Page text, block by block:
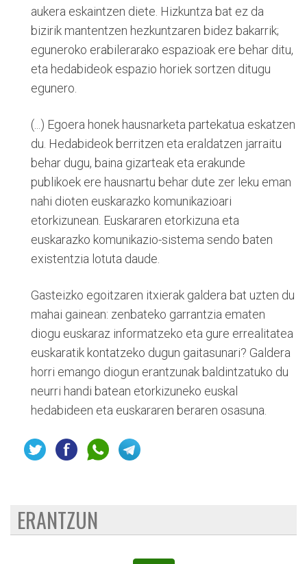
aukera eskaintzen diete. Hizkuntza bat ez da
bizirik mantentzen hezkuntzaren bidez bakarrik;
eguneroko erabilerarako espazioak ere behar ditu,
eta hedabideok espazio horiek sortzen ditugu
egunero.
(...) Egoera honek hausnarketa partekatua eskatzen
du. Hedabideok berritzen eta eraldatzen jarraitu
behar dugu, baina gizarteak eta erakunde
publikoek ere hausnartu behar dute zer leku eman
nahi dioten euskarazko komunikazioari
etorkizunean. Euskararen etorkizuna eta
euskarazko komunikazio-sistema sendo baten
existentzia lotuta daude.
Gasteizko egoitzaren itxierak galdera bat uzten du
mahai gainean: zenbateko garrantzia ematen
diogu euskaraz informatzeko eta gure errealitatea
euskaratik kontatzeko dugun gaitasunari? Galdera
horri emango diogun erantzunak baldintzatuko du
neurri handi batean etorkizuneko euskal
hedabideen eta euskararen beraren osasuna.
ERANTZUN